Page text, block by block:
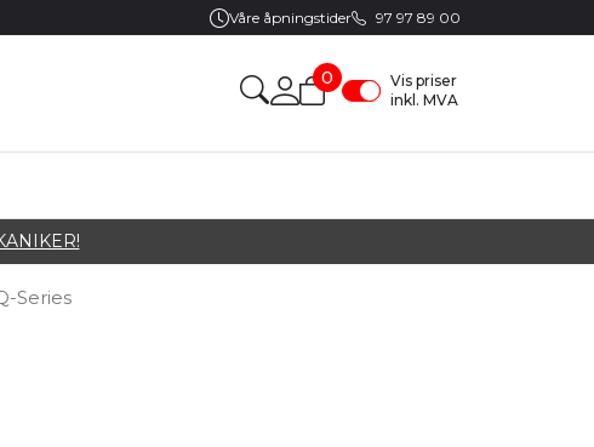
Våre åpningstider 97 97 89 00
0
Vis priser
inkl. MVA
Series